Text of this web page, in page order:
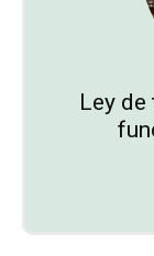
Ley